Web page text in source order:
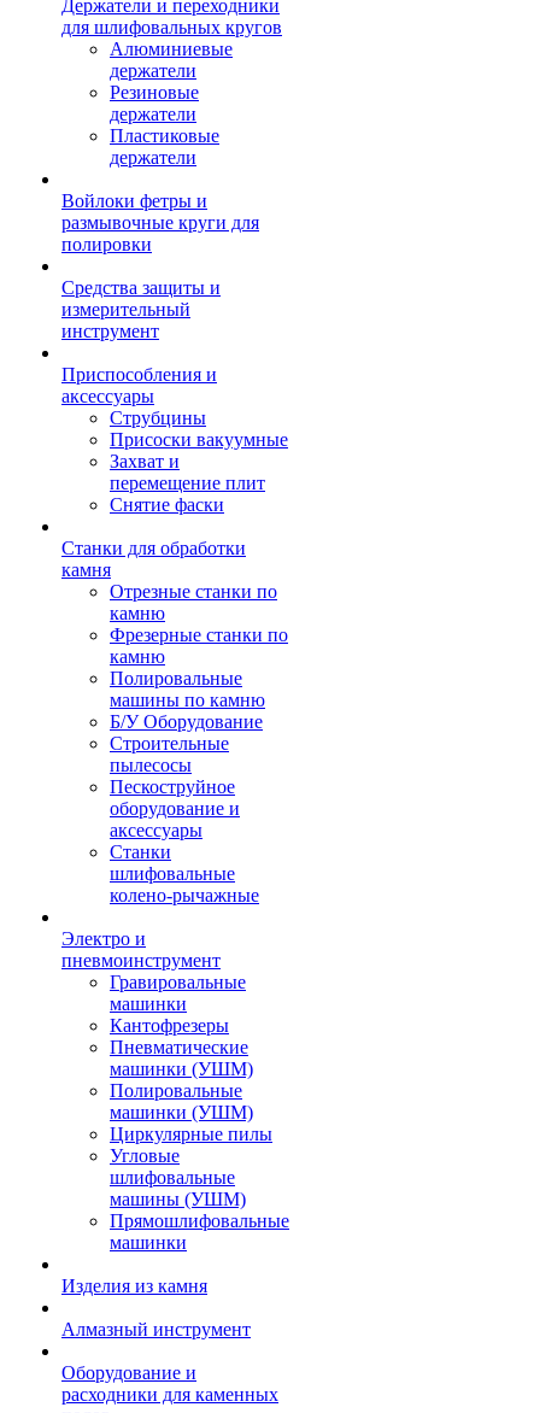
Держатели и переходники
для шлифовальных кругов
Алюминиевые
держатели
Резиновые
держатели
Пластиковые
держатели
Войлоки фетры и
размывочные круги для
полировки
Средства защиты и
измерительный
инструмент
Приспособления и
аксессуары
Струбцины
Присоски вакуумные
Захват и
перемещение плит
Снятие фаски
Станки для обработки
камня
Отрезные станки по
камню
Фрезерные станки по
камню
Полировальные
машины по камню
Б/У Оборудование
Строительные
пылесосы
Пескоструйное
оборудование и
аксессуары
Станки
шлифовальные
колено-рычажные
Электро и
пневмоинструмент
Гравировальные
машинки
Кантофрезеры
Пневматические
машинки (УШМ)
Полировальные
машинки (УШМ)
Циркулярные пилы
Угловые
шлифовальные
машины (УШМ)
Прямошлифовальные
машинки
Изделия из камня
Алмазный инструмент
Оборудование и
расходники для каменных